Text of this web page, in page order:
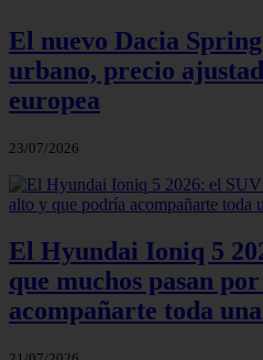
El nuevo Dacia
urbano, precio
europea
23/07/2026
El Hyundai Ioniq 5
que muchos pasan
acompañarte toda